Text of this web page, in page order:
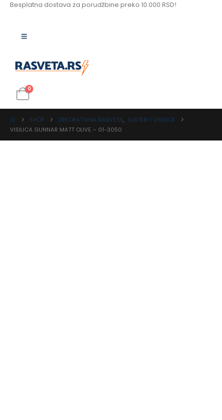
Besplatna dostava za porudžbine preko 10.000 RSD!
0
SHOP DEKORATIVNA RASVETA, LUSTERI I VISILICE
VISILICA GUNNAR MATT OLIVE – 01-3050